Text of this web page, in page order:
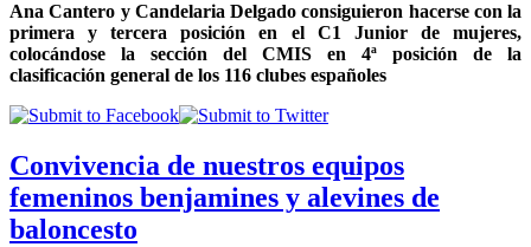
Ana Cantero y Candelaria Delgado consiguieron hacerse con la
primera y tercera posición en el C1 Junior de mujeres,
colocándose la sección del CMIS en 4ª posición de la
clasificación general de los 116 clubes españoles
Convivencia de nuestros equipos
femeninos benjamines y alevines de
baloncesto